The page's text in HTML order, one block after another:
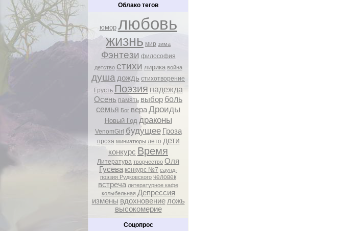
Облако тегов
юмор любовь
жизнь мир зима
Фэнтези философия
детство стихи лирика война
душа дождь стихотворение
Грусть Поэзия надежда
Осень память выбор боль
семья Бог вераДроиды
Новый Год драконы
VenomGirl будущее Гроза
проза миниатюры лето дети
конкурс Время
Литература творчество Оля
Гусева конкурс №7 саунд-
поэзия Рудковского человек
встреча литературное кафе
колыбельная Депрессия
измены вдохновение ложь
высокомерие
Соцопрос